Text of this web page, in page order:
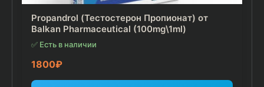
Propandrol (Тестостерон Пропионат) от
Balkan Pharmaceutical (100mg\1ml)
✅ Есть в наличии
1800₽